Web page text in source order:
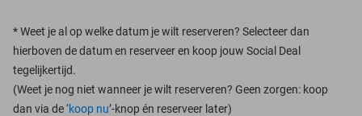
*Weet je al op welke datum je wilt reserveren? Selecteer dan
hierboven de datum en reserveer en koop jouw Social Deal
tegelijkertijd.
(Weet je nog niet wanneer je wilt reserveren? Geen zorgen: koop
dan via de ‘koop nu’-knop én reserveer later)